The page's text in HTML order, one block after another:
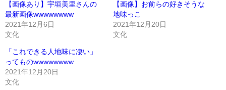
【画像あり】宇垣美里さんの
最新画像wwwwwwww
2021年12月6日
文化
【画像】お前らの好きそうな
地味っこ
2021年12月20日
文化
「これできる人地味に凄い」
ってものwwwwwwww
2021年12月20日
文化